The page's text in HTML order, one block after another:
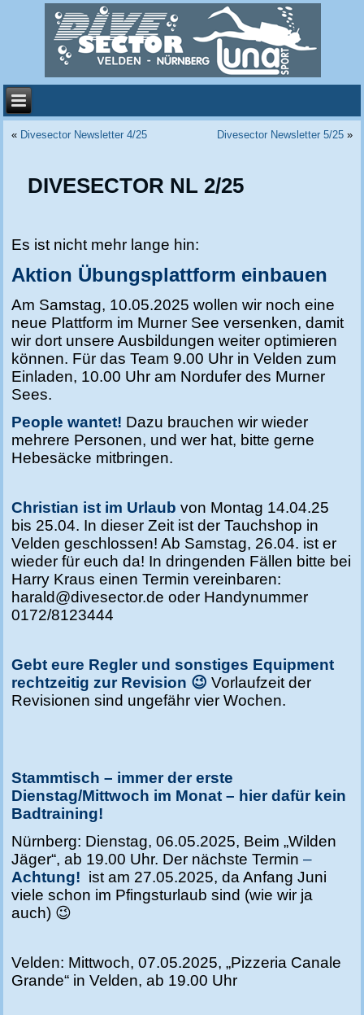
« Divesector Newsletter 4/25 Divesector Newsletter 5/25»
DIVESECTOR NL 2/25
Es ist nicht mehr lange hin:
Aktion Übungsplattform einbauen
Am Samstag, 10.05.2025 wollen wir noch eine
neue Plattform im Murner See versenken, damit
wir dort unsere Ausbildungen weiter optimieren
können. Für das Team 9.00 Uhr in Velden zum
Einladen, 10.00 Uhr am Nordufer des Murner
Sees.
People wantet! Dazu brauchen wir wieder
mehrere Personen, und wer hat, bitte gerne
Hebesäcke mitbringen.
Christian ist im Urlaubvon Montag 14.04.25
bis 25.04. In dieser Zeit ist der Tauchshop in
Velden geschlossen! Ab Samstag, 26.04. ist er
wieder für euch da! In dringenden Fällen bitte bei
Harry Kraus einen Termin vereinbaren:
harald@divesector.de oder Handynummer
0172/8123444
Gebt eure Regler und sonstiges Equipment
rechtzeitig zur Revision 😉Vorlaufzeit der
Revisionen sind ungefähr vier Wochen.
Stammtisch – immer der erste
Dienstag/Mittwoch im Monat – hier dafür kein
Badtraining!
Nürnberg: Dienstag, 06.05.2025, Beim „Wilden
Jäger“, ab 19.00 Uhr. Der nächste Termin–
Achtung! ist am 27.05.2025, da Anfang Juni
viele schon im Pfingsturlaub sind (wie wir ja
auch) 😉
Velden: Mittwoch, 07.05.2025, „Pizzeria Canale
Grande“ in Velden, ab 19.00 Uhr